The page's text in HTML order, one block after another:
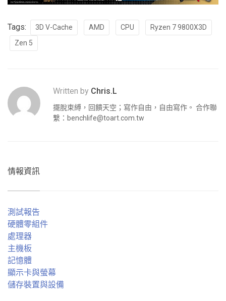
Tags: 3D V-Cache AMD CPU
Ryzen 7 9800X3D
Zen 5
Written by Chris.L
擺脫束縛，回饋天空；寫作自由，自由寫作。 合作聯
繫： benchlife@toart.com.tw
情報資訊
測試報告
硬體零組件
處理器
主機板
記憶體
顯示卡與螢幕
儲存裝置與設備